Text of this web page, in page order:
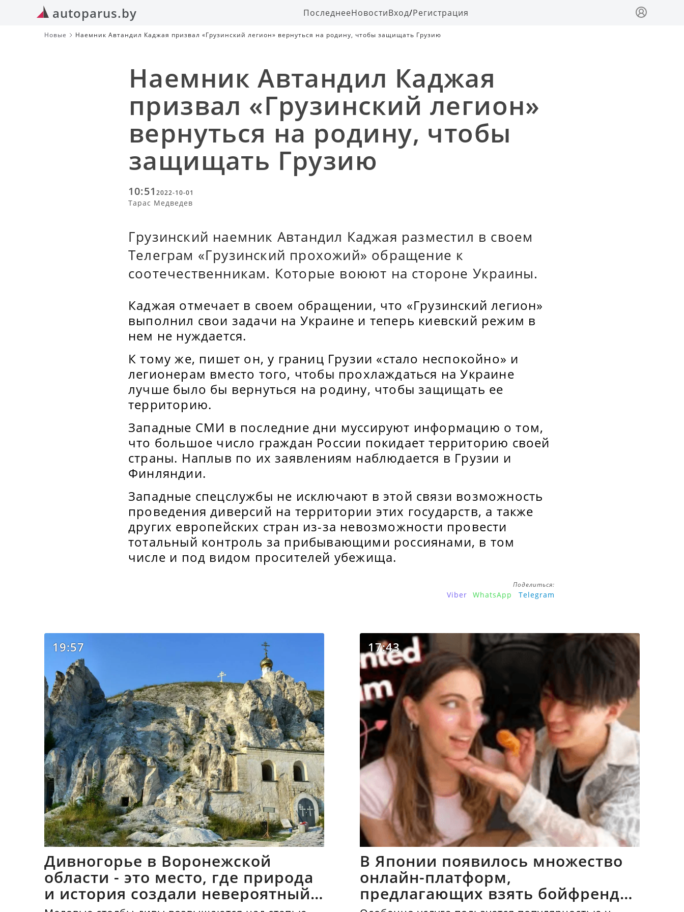
autoparus.by ПоследнееНовостиВход/Регистрация
Новые Наемник Автандил Каджая призвал «Грузинский легион» вернуться на родину, чтобы защищать Грузию
Наемник Автандил Каджая
призвал «Грузинский легион»
вернуться на родину, чтобы
защищать Грузию
10:51 2022-10-01
Тарас Медведев
Грузинский наемник Автандил Каджая разместил в своем
Телеграм «Грузинский прохожий» обращение к
соотечественникам. Которые воюют на стороне Украины.
Каджая отмечает в своем обращении, что «Грузинский легион»
выполнил свои задачи на Украине и теперь киевский режим в
нем не нуждается.
К тому же, пишет он, у границ Грузии «стало неспокойно» и
легионерам вместо того, чтобы прохлаждаться на Украине
лучше было бы вернуться на родину, чтобы защищать ее
территорию.
Западные СМИ в последние дни муссируют информацию о том,
что большое число граждан России покидает территорию своей
страны. Наплыв по их заявлениям наблюдается в Грузии и
Финляндии.
Западные спецслужбы не исключают в этой связи возможность
проведения диверсий на территории этих государств, а также
других европейских стран из-за невозможности провести
тотальный контроль за прибывающими россиянами, в том
числе и под видом просителей убежища.
Поделиться:
Viber WhatsApp Telegram
19:57
Дивногорье в Воронежской
области - это место, где природа
и история создали невероятный
17:43
В Японии появилось множество
онлайн-платформ,
предлагающих взять бойфрендов